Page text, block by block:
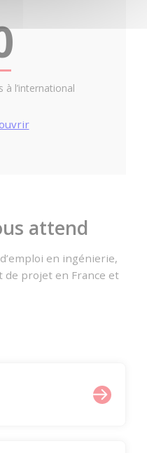
l’international
attend
en ingénierie,
de projet en France et